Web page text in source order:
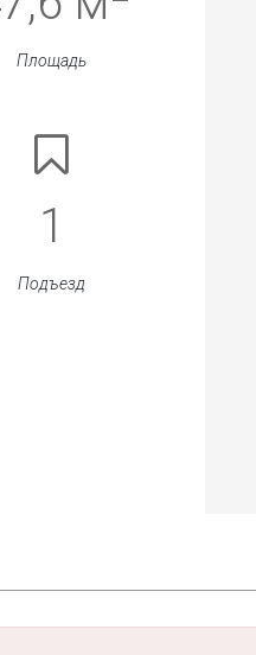
Площадь
1
Подъезд